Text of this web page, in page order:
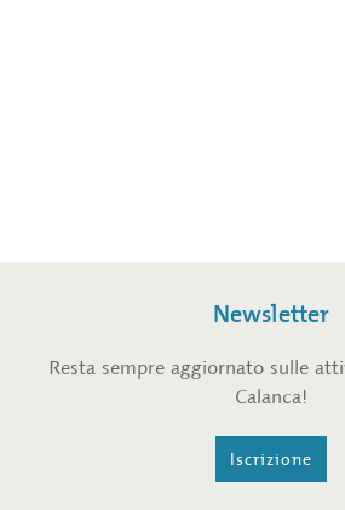
Newsletter
Resta sempre aggiornato sulle
Calanca!
Iscrizione